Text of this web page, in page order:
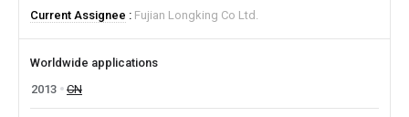
Current Assignee
Fujian Longking Co Ltd.
Worldwide applications
2013
CN